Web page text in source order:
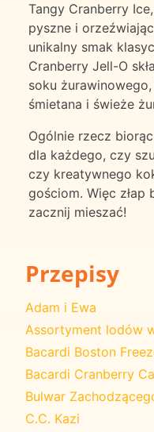
Tangy Cranberry
pyszne i
unikalny smak
Cranberry Jell-O
soku
śmietana i świeże
Ogólnie rzecz
dla każdego, czy
czy kreatywnego
gościom. Więc złap
zacznij mieszać!
Przepisy
Adam i Ewa
Assortyment lodów
Bacardi Boston
Bacardi Cranberry
Bulwar
C.C. Kazi